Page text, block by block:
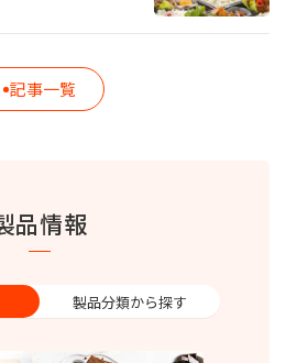
記事一覧
品情報
製品分類から探す